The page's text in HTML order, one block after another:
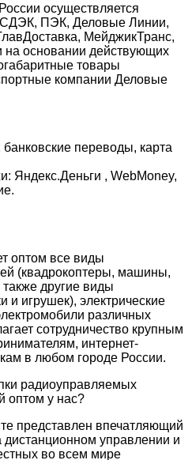
осуществляется
СДЭК, ПЭК, Деловые Линии,
МейджикТранс,
на основании действующих
товары
компании Деловые
переводы, карта
Яндекс.Деньги , WebMoney,
оптом все виды
(квадрокоптеры, машины,
другие виды
и игрушек), электрические
различных
сотрудничество крупным
интернет-
в любом городе России.
радиоуправляемых
оптом у нас?
представлен впечатляющий
дистанционном управлении и
во всем мире